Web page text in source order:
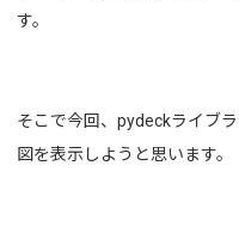
す。
そこで今回、pydeckライブ
図を表示しようと思います。